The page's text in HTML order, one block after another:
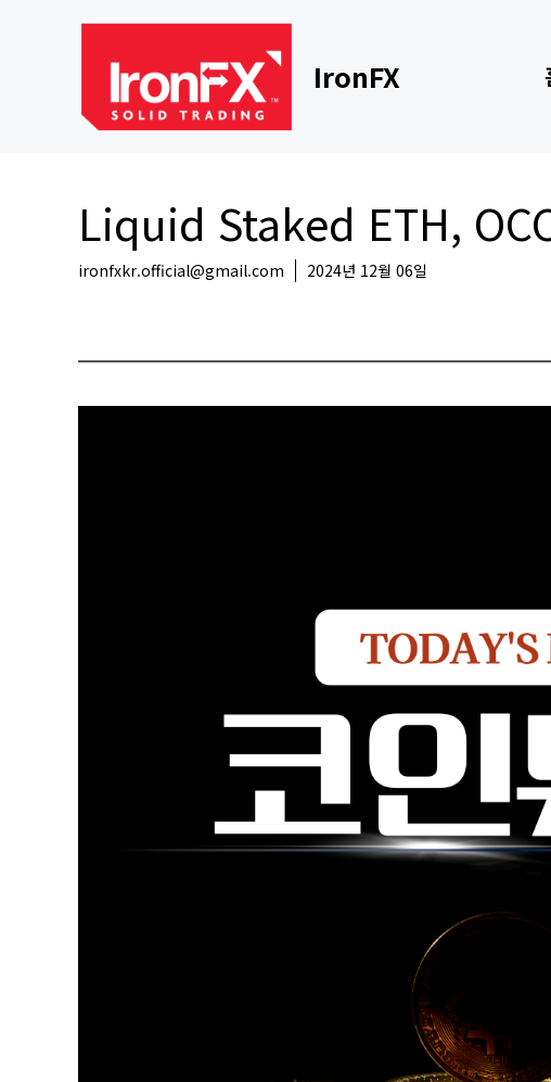
IronFX
Liquid Staked ETH,
ironfxkr.official@gmail.com 2024년 12월 06일